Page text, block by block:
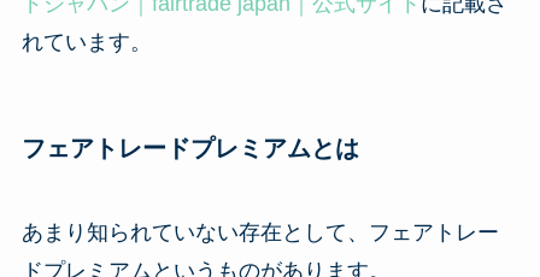
れています。
フェアトレードプレミアムとは
あまり知られていない存在として、フェアトレー
ドプレミアムというものがあります。